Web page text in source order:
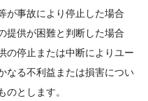
が事故により停止した場合
提供が困難と判断した場合
の停止または中断によりユー
なる不利益または損害につい
とします。